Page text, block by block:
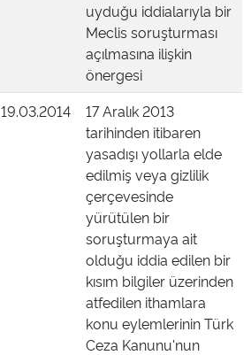
uyduğu iddialarıyla bir
Meclis soruşturması
açılmasına ilişkin
önergesi
19.03.2014
17 Aralık 2013
tarihinden itibaren
yasadışı yollarla elde
edilmiş veya gizlilik
çerçevesinde
yürütülen bir
soruşturmaya ait
olduğu iddia edilen bir
kısım bilgiler üzerinden
atfedilen ithamlara
konu eylemlerinin Türk
Ceza Kanunu'nun